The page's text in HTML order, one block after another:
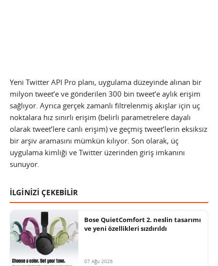
Yeni Twitter API Pro planı, uygulama düzeyinde alınan bir
milyon tweet’e ve gönderilen 300 bin tweet’e aylık erişim
sağlıyor. Ayrıca gerçek zamanlı filtrelenmiş akışlar için uç
noktalara hız sınırlı erişim (belirli parametrelere dayalı
olarak tweet’lere canlı erişim) ve geçmiş tweet’lerin eksiksiz
bir arşiv aramasını mümkün kılıyor. Son olarak, üç
uygulama kimliği ve Twitter üzerinden giriş imkanını
sunuyor.
İLGİNİZİ ÇEKEBİLİR
Bose QuietComfort 2. neslin tasarımı
ve yeni özellikleri sızdırıldı
07 Ağu 2026